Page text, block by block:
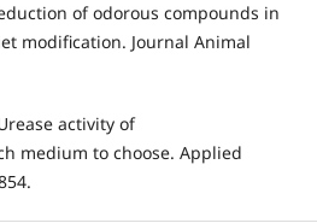
of odorous compounds in
modification. Journal Animal
activity of
medium to choose. Applied